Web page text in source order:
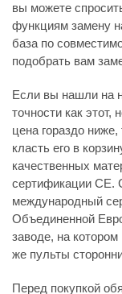
вы можете
функциям замену
база по
подобрать вам
Если вы нашли на
точности как этот,
цена гораздо
класть его в
качественных
сертификации CE.
международный
Объединенной
заводе, на
же пульты
Перед покупкой